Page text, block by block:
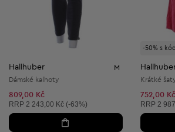
Hallhuber M
Dámské kalhoty
809,00 Kč
Doporučená cena:
RRP 2 243,00 Kč (-63%)
-50% s
Krátké
752,00 Kč
RRP 2